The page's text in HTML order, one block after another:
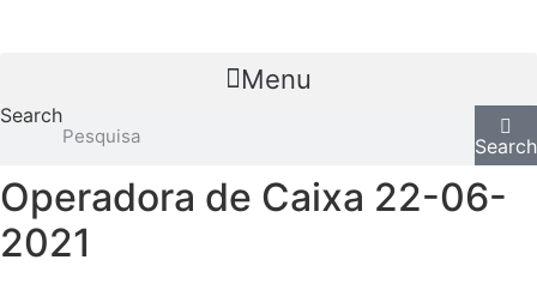
Menu
Search
Search
Operadora de Caixa 22-06-
2021